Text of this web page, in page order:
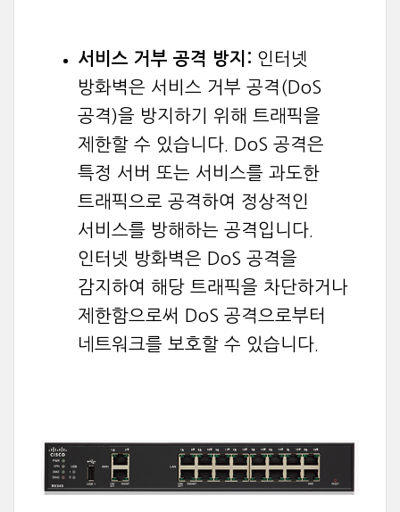
서비스 거부 공격 방지: 인터넷
방화벽은 서비스 거부 공격(DoS
공격)을 방지하기 위해 트래픽을
제한할 수 있습니다. DoS 공격은
특정 서버 또는 서비스를 과도한
트래픽으로 공격하여 정상적인
서비스를 방해하는 공격입니다.
인터넷 방화벽은 DoS 공격을
감지하여 해당 트래픽을 차단하거나
제한함으로써 DoS 공격으로부터
네트워크를 보호할 수 있습니다.